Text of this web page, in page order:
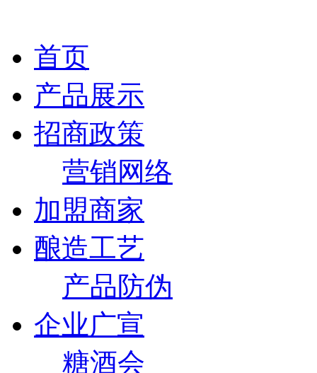
首页
产品展示
招商政策
营销网络
加盟商家
酿造工艺
产品防伪
企业广宣
糖酒会